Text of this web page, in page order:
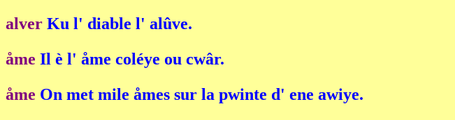
alver Ku l' diable l' alûve.
åme Il è l' åme coléye ou cwâr.
åme On met mile åmes sur la pwinte d' ene awiye.